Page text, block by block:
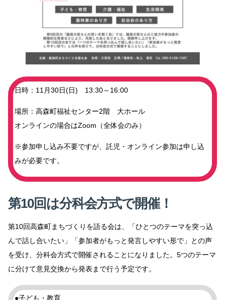
日時：11月30日(日) 13:30～16:00
場所：高森町福祉センター2階 大ホール
オンラインの場合はZoom（全体会のみ）
※参加申し込み不要ですが、託児・オンライン参加は申し込
みが必要です。
第10回は分科会方式で開催！
第10回高森町まちづくりを語る会は、「ひとつのテーマを突っ込
んで話し合いたい」「参加者がもっと発言しやすい形で」との声
を受け、分科会方式で開催されることになりました。5つのテーマ
に分けて意見交換から発表まで行う予定です。
●子ども・教育